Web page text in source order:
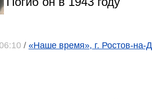
/ «Наше время», г. Ростов-на-